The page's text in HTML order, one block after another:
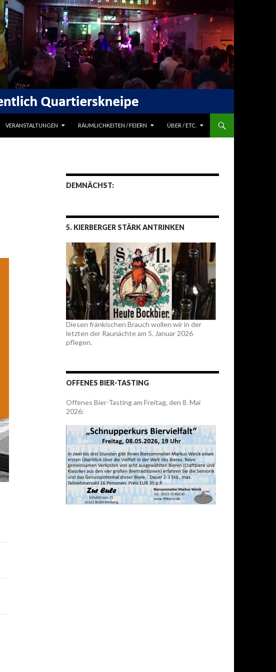
VERANSTALTUNGEN RÄUMLICHKEITEN / FEIERN ÜBER / ETC.
DEMNÄCHST:
5. KIERBERGER STÄRK ANTRINKEN
Diesen fränkischen Brauch wollen wir in der
letzten der Raunächte am 5. Januar 2026
pflegen.
OFFENES BIER-TASTING
Offenes Bier-Tasting am Freitag, den 8. Mai
2026: